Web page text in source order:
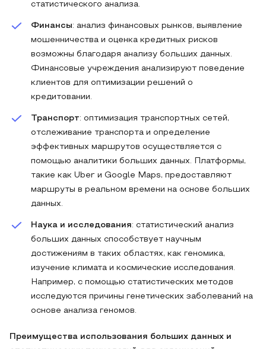
статистического анализа.
Финансы: анализ финансовых рынков, выявление
мошенничества и оценка кредитных рисков
возможны благодаря анализу больших данных.
Финансовые учреждения анализируют поведение
клиентов для оптимизации решений о
кредитовании.
Транспорт: оптимизация транспортных сетей,
отслеживание транспорта и определение
эффективных маршрутов осуществляется с
помощью аналитики больших данных. Платформы,
такие как Uber и Google Maps, предоставляют
маршруты в реальном времени на основе больших
данных.
Наука и исследования: статистический анализ
больших данных способствует научным
достижениям в таких областях, как геномика,
изучение климата и космические исследования.
Например, с помощью статистических методов
исследуются причины генетических заболеваний на
основе анализа геномов.
Преимущества использования больших данных и